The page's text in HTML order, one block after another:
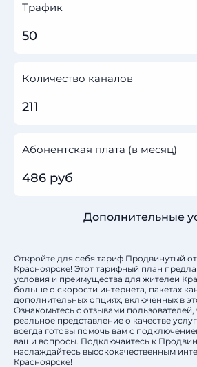
Трафик
50
Количество каналов
211
Абонентская плата (в месяц)
486 руб
Дополнительные
Откройте для себя тариф Продвинутый
Красноярске! Этот тарифный план
условия и преимущества для жителей
больше о скорости интернета, пакетах
дополнительных опциях, включенных в
Ознакомьтесь с отзывами
реальное представление о качестве
всегда готовы помочь вам с
ваши вопросы. Подключайтесь к
наслаждайтесь высококачественным
Красноярске!